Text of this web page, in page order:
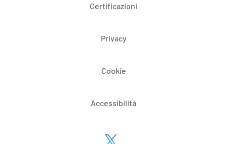
Certificazioni
Privacy
Cookie
Accessibilità